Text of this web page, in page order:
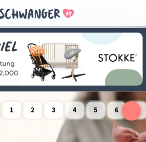
Navigation
überspringen
1
2
3
Schwangerschaftswoche
4
Schwangerschaftswoche
5
Schwangerschaftswoche
6